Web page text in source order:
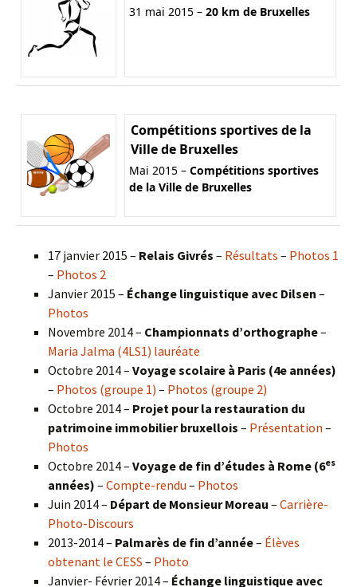
31 mai 2015 – 20 km de Bruxelles
Compétitions sportives de la
Ville de Bruxelles
Mai 2015 – Compétitions sportives
de la Ville de Bruxelles
17 janvier 2015 – Relais Givrés – Résultats – Photos 1
– Photos 2
Janvier 2015 – Échange linguistique avec Dilsen –
Photos
Novembre 2014 – Championnats d’orthographe–
Maria Jalma (4LS1) lauréate
Octobre 2014 – Voyage scolaire à Paris (4e années)
– Photos (groupe 1) – Photos (groupe 2)
Octobre 2014 – Projet pour la restauration du
patrimoine immobilier bruxellois – Présentation –
Photos
Octobre 2014 – Voyage de fin d’études à Rome (6es
années) – Compte-rendu – Photos
Juin 2014 – Départ de Monsieur Moreau – Carrière-
Photo-Discours
2013-2014 – Palmarès de fin d’année– Élèves
obtenant le CESS – Photo
Janvier- Février 2014 – Échange linguistique avec